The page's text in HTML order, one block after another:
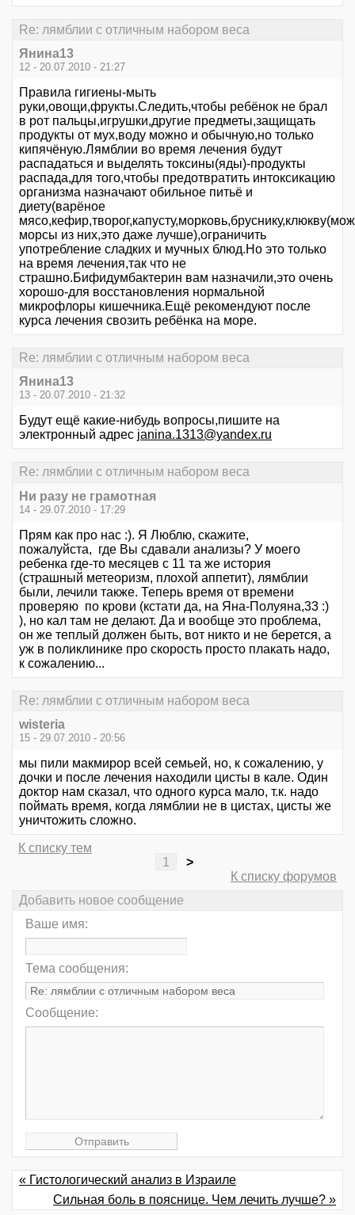
Re: лямблии с отличным набором веса
Янина13
12 - 20.07.2010 - 21:27
Правила гигиены-мыть
руки,овощи,фрукты.Следить,чтобы ребёнок не брал
в рот пальцы,игрушки,другие предметы,защищать
продукты от мух,воду можно и обычную,но только
кипячёную.Лямблии во время лечения будут
распадаться и выделять токсины(яды)-продукты
распада,для того,чтобы предотвратить интоксикацию
организма назначают обильное питьё и
диету(варёное
морсы из них,это даже лучше),ограничить
употребление сладких и мучных блюд.Но это только
на время лечения,так что не
страшно.Бифидумбактерин вам назначили,это очень
хорошо-для восстановления нормальной
микрофлоры кишечника.Ещё рекомендуют после
курса лечения свозить ребёнка на море.
Re: лямблии с отличным набором веса
Янина13
13 - 20.07.2010 - 21:32
Будут ещё какие-нибудь вопросы,пишите на
электронный адрес janina.1313@yandex.ru
Re: лямблии с отличным набором веса
Ни разу не грамотная
14 - 29.07.2010 - 17:29
Прям как про нас :). Я Люблю, скажите,
пожалуйста, где Вы сдавали анализы? У моего
ребенка где-то месяцев с 11 та же история
(страшный метеоризм, плохой аппетит), лямблии
были, лечили также. Теперь время от времени
проверяю по крови (кстати да, на Яна-Полуяна,33 :)
), но кал там не делают. Да и вообще это проблема,
он же теплый должен быть, вот никто и не берется, а
уж в поликлинике про скорость просто плакать надо,
к сожалению...
Re: лямблии с отличным набором веса
wisteria
15 - 29.07.2010 - 20:56
мы пили макмирор всей семьей, но, к сожалению, у
дочки и после лечения находили цисты в кале. Один
доктор нам сказал, что одного курса мало, т.к. надо
поймать время, когда лямблии не в цистах, цисты же
уничтожить сложно.
К списку тем
1
>
К списку форумов
Добавить новое сообщение
Ваше имя:
Тема сообщения:
Сообщение:
« Гистологический анализ в Израиле
Сильная боль в пояснице. Чем лечить лучше? »